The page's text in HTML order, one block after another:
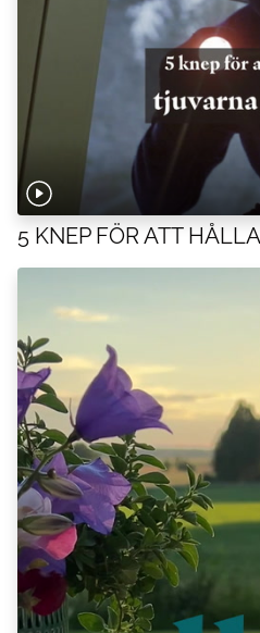
5 KNEP FÖR ATT